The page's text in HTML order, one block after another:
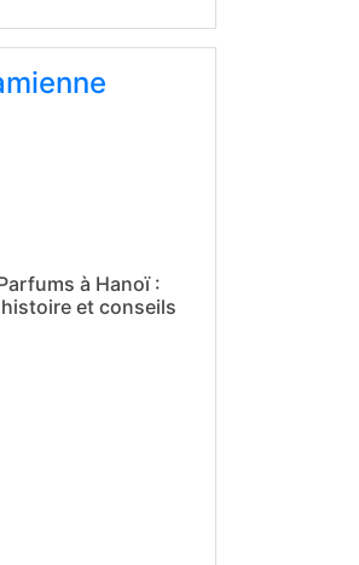
à Hanoï :
et conseils